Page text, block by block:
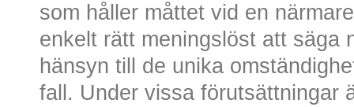
som håller måttet vid en
enkelt rätt meningslöst att säga
hänsyn till de unika
fall. Under vissa förutsättningar